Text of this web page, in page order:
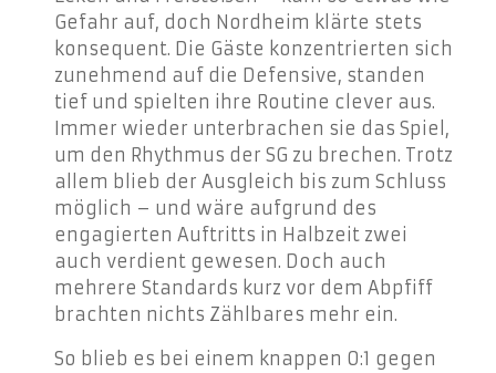
Gefahr auf, doch Nordheim klärte stets
konsequent. Die Gäste konzentrierten sich
zunehmend auf die Defensive, standen
tief und spielten ihre Routine clever aus.
Immer wieder unterbrachen sie das Spiel,
um den Rhythmus der SG zu brechen. Trotz
allem blieb der Ausgleich bis zum Schluss
möglich – und wäre aufgrund des
engagierten Auftritts in Halbzeit zwei
auch verdient gewesen. Doch auch
mehrere Standards kurz vor dem Abpfiff
brachten nichts Zählbares mehr ein.
So blieb es bei einem knappen 0:1 gegen